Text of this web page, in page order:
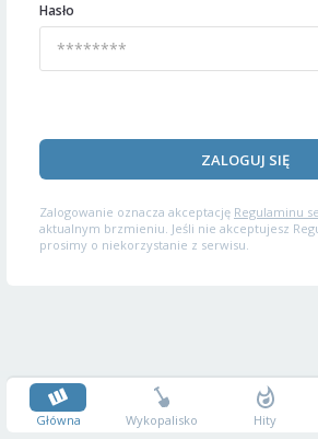
Hasło
ZALOGUJ SIĘ
Zalogowanie oznacza akceptację Regulaminu
aktualnym brzmieniu. Jeśli nie akceptujesz
prosimy o niekorzystanie z serwisu.
Główna Wykopalisko Hity